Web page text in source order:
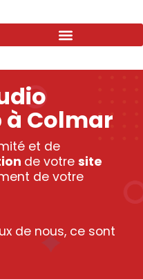
à Colmar
et de
de votre site
de votre
de nous, ce sont